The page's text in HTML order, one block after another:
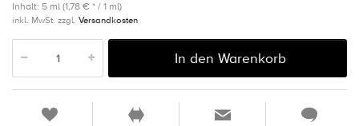
Inhalt: 5 ml (1,78 € * / 1 ml)
inkl. MwSt. zzgl. Versandkosten
In den Warenkorb